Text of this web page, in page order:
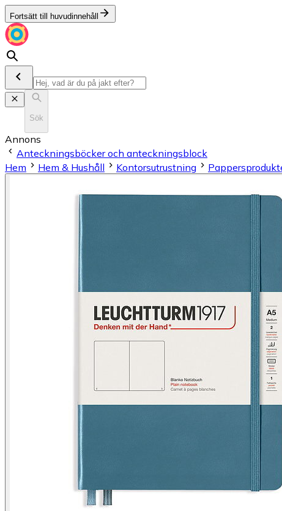
Fortsätt till huvudinnehåll
Sök
Annons
Anteckningsböcker och anteckningsblock
Hem
Hem & Hushåll Kontorsutrustning